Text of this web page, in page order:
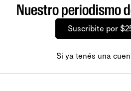
Nuestro periodismo
Suscribite por
Si ya tenés una